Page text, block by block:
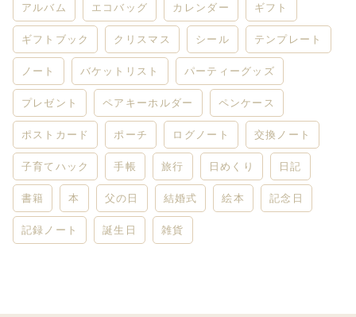
アルバム エコバッグ カレンダー ギフト
ギフトブック クリスマス シール テンプレート
ノート バケットリスト パーティーグッズ
プレゼント ペアキーホルダー ペンケース
ポストカード ポーチ ログノート 交換ノート
子育てハック 手帳 旅行 日めくり 日記
書籍 本 父の日 結婚式 絵本 記念日
記録ノート 誕生日 雑貨